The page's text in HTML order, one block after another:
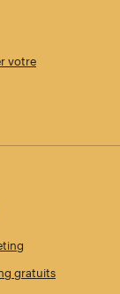
votre
gratuits